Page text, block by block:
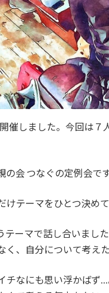
催しました。今回は
会 つなぐの定例会で
テーマをひとつ決めて
テーマで話し合いまし
く、自分について考え
チなにも思い浮かばず